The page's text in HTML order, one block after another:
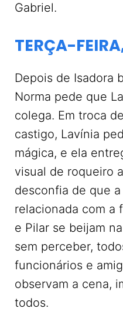
Gabriel.
TERÇA-
Depois de Isadora
Norma pede que
colega. Em troca
castigo, Lavínia
mágica, e ela
visual de roqueiro
desconfia de que
relacionada com a
e Pilar se beijam
sem perceber,
funcionários e
observam a cena,
todos.